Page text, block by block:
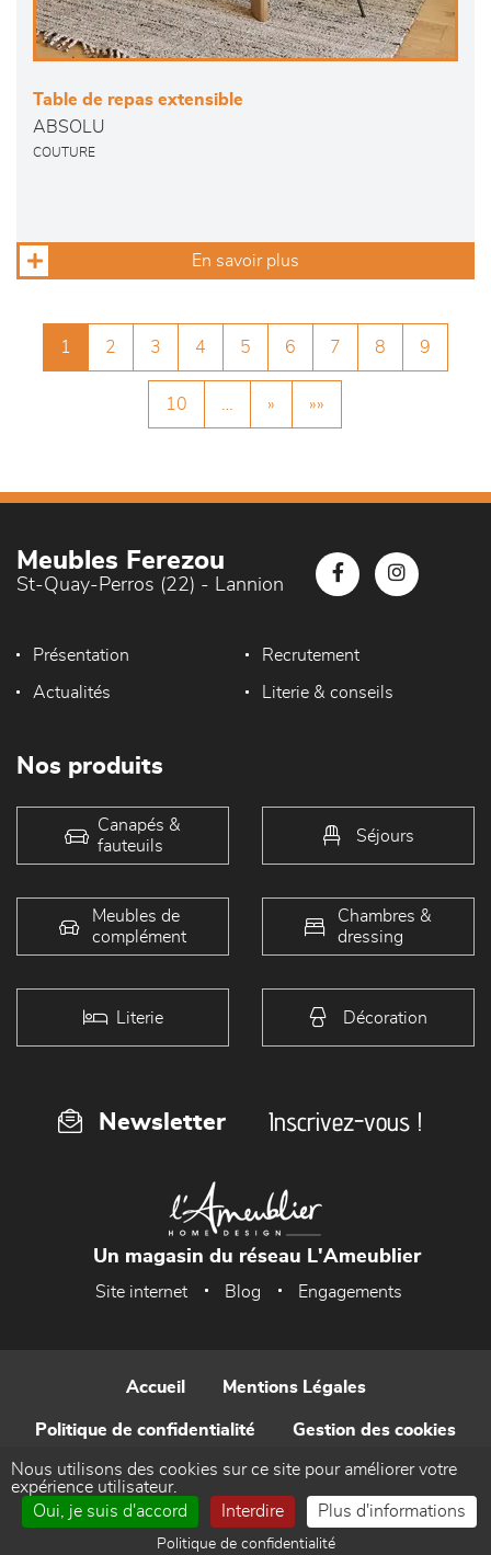
Table de repas extensible
ABSOLU
COUTURE
En savoir plus
1 2 3 4 5 6 7 8 9
10 » »»
Meubles Ferezou
St-Quay-Perros (22) - Lannion
Présentation Recrutement
Actualités Literie & conseils
Nos produits
Canapés &
fauteuils
Séjours
Meubles de
complément
Chambres &
dressing
Literie Décoration
Newsletter Inscrivez-vous !
Un magasin du réseau L'Ameublier
Site internet Blog Engagements
Accueil Mentions Légales
Politique de confidentialité Gestion des cookies
Contact
Réalisé par WEB Enseignes
Nous utilisons des cookies sur ce site pour améliorer votre
expérience utilisateur.
Oui, je suis d'accord
Interdire Plus d'informations
Politique de confidentialité